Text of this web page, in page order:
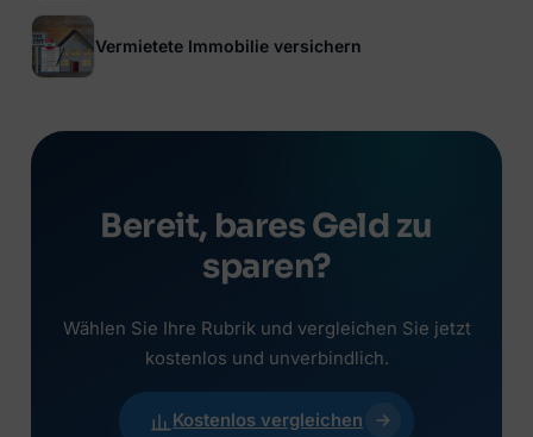
Vermietete Immobilie versichern
Bereit, bares Geld zu
sparen?
Wählen Sie Ihre Rubrik und vergleichen Sie jetzt
kostenlos und unverbindlich.
Kostenlos vergleichen